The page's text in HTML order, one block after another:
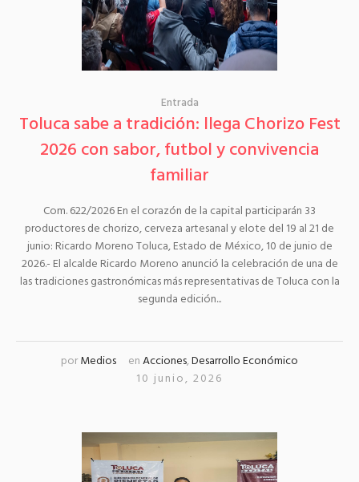
Entrada
Toluca sabe a tradición: llega Chorizo Fest
2026 con sabor, futbol y convivencia
familiar
Com. 622/2026 En el corazón de la capital participarán 33
productores de chorizo, cerveza artesanal y elote del 19 al 21 de
junio: Ricardo Moreno Toluca, Estado de México, 10 de junio de
2026.- El alcalde Ricardo Moreno anunció la celebración de una de
las tradiciones gastronómicas más representativas de Toluca con la
segunda edición...
porMedios enAcciones,Desarrollo Económico
10 junio, 2026